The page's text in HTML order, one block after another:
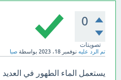
0
تصويتات
تم الرد عليه نوفمبر 18، 2023 بواسطة صبا
يستعمل الماء الطهور في